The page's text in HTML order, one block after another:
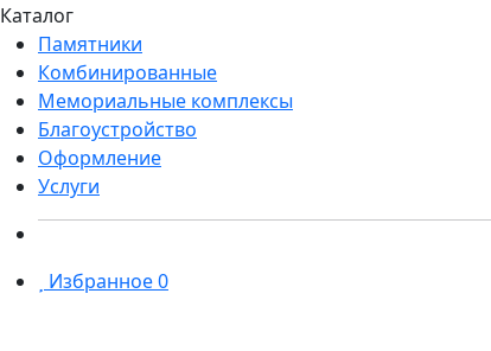
Каталог
Памятники
Комбинированные
Мемориальные комплексы
Благоустройство
Оформление
Услуги
Избранное0